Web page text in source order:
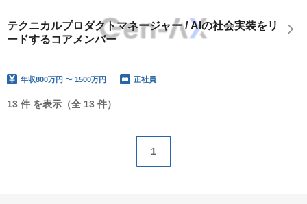
テクニカルプロダクトマネージャー / AIの社会実装をリ
ードするコアメンバー
年収800万円 〜 1500万円 正社員
13 件 を表示（全 13 件）
1